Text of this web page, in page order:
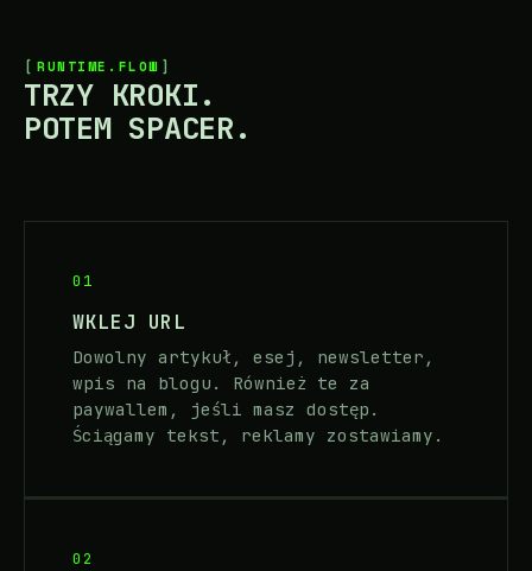
RUNTIME.FLOW
TRZY KROKI.
POTEM SPACER.
01
WKLEJ URL
Dowolny artykuł, esej, newsletter,
wpis na blogu. Również te za
paywallem, jeśli masz dostęp.
Ściągamy tekst, reklamy zostawiamy.
02